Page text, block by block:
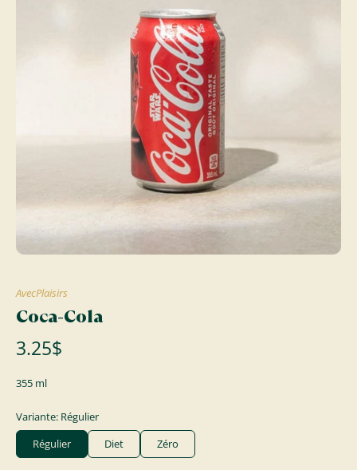
AvecPlaisirs
Coca-Cola
3.25$
355 ml
Variante: Régulier
Régulier
Diet Zéro